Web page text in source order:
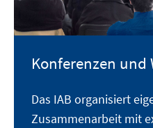
Konferenzen und
Das IAB organisiert
Zusammenarbeit mit